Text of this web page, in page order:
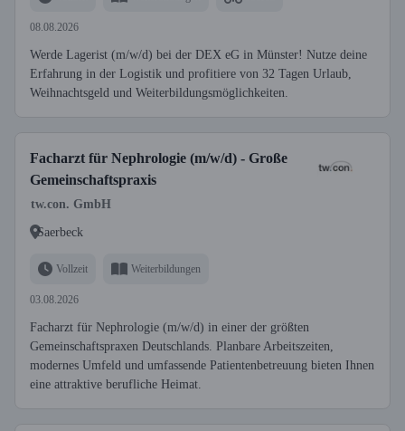
08.08.2026
Werde Lagerist (m/w/d) bei der DEX eG in Münster! Nutze deine
Erfahrung in der Logistik und profitiere von 32 Tagen Urlaub,
Weihnachtsgeld und Weiterbildungsmöglichkeiten.
Facharzt für Nephrologie (m/w/d) - Große
Gemeinschaftspraxis
tw.con. GmbH
Saerbeck
Vollzeit Weiterbildungen
03.08.2026
Facharzt für Nephrologie (m/w/d) in einer der größten
Gemeinschaftspraxen Deutschlands. Planbare Arbeitszeiten,
modernes Umfeld und umfassende Patientenbetreuung bieten Ihnen
eine attraktive berufliche Heimat.